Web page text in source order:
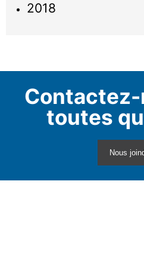
2018
toutes
Nous